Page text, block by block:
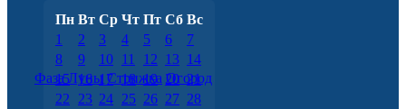
Пн Вт Ср Чт Пт Сб Вс
1
2 3 4 5 6
7
8
9 10 11 12 13 14
15 16 17 18 19 20 21
22
23 24 25 26 27 28
Фаза Луны Стрижка Огород